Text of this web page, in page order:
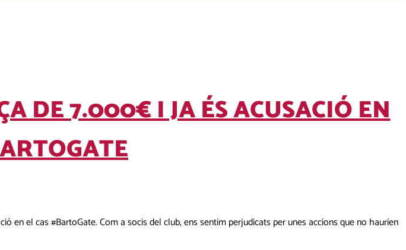
DE 7.000€ I JA ÉS ACUSACIÓ EN
en el cas #BartoGate. Com a socis del club, ens sentim perjudicats per unes accions que no haurien